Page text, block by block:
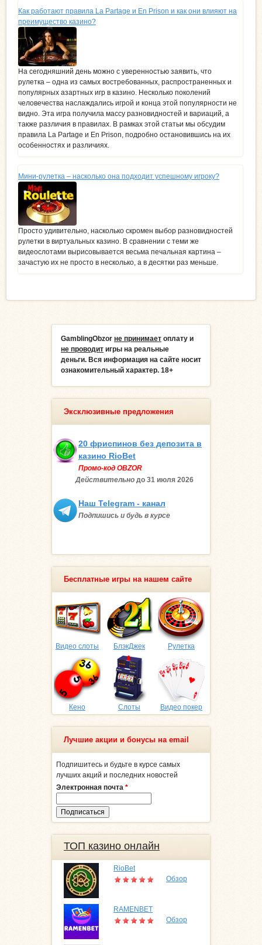
Как работают правила La Partage и En Prison и как они влияют на
преимущество казино?
На сегодняшний день можно с уверенностью заявить, что
рулетка – одна из самых востребованных, распространенных и
популярных азартных игр в казино. Несколько поколений
человечества наслаждались игрой и конца этой популярности не
видно. Эта игра получила массу разновидностей и вариаций, а
также различия в правилах. В рамках этой статьи мы обсудим
правила La Partage и En Prison, подробно остановившись на их
особенностях и различиях.
Мини-рулетка – насколько она подходит успешному игроку?
Просто удивительно, насколько скромен выбор разновидностей
рулетки в виртуальных казино. В сравнении с теми же
видеослотами вырисовывается весьма печальная картина –
зачастую их не просто в несколько, а в десятки раз меньше.
GamblingObzor не принимает оплату и
не проводит игры на реальные
деньги. Вся информация на сайте носит
ознакомительный характер. 18+
Эксклюзивные предложения
20 фриспинов без депозита в
казино RioBet
Промо-код OBZOR
Действительно до 31 июля 2026
Наш Telegram - канал
Подпишись и будь в курсе
Бесплатные игры на нашем сайте
Видео слоты БлэкДжек Рулетка
Кено Слоты Видео покер
Лучшие акции и бонусы на email
Подпишитесь и будьте в курсе самых
лучших акций и последних новостей
Электронная почта *
ТОП казино онлайн
RioBet
Обзор
RAMENBET
Обзор